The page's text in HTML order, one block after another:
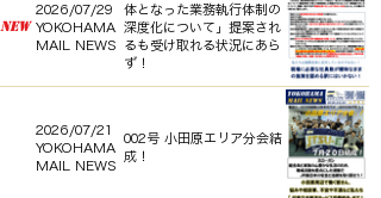
NEW
2026/07/29
YOKOHAMA
MAIL NEWS
体となった業務執行体制の
深度化について」提案され
るも受け取れる状況にあら
ず！
2026/07/21
YOKOHAMA
MAIL NEWS
002号 小田原エリア分会結
成！